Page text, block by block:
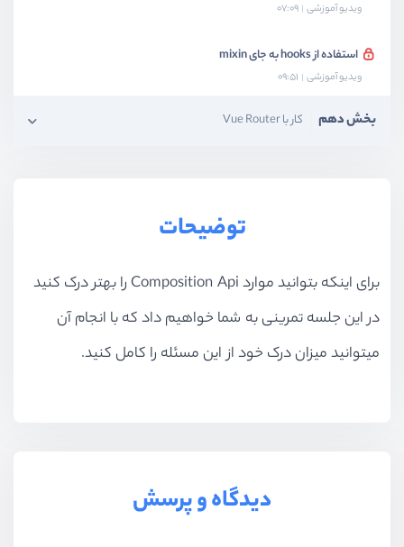
ویدیو آموزشی 07:09
استفاده از hooks به جای mixin
ویدیو آموزشی 09:51
بخش دهم کار با Vue Router
توضیحات
برای اینکه بتوانید موارد Composition Api را بهتر درک کنید
در این جلسه تمرینی به شما خواهیم داد که با انجام آن
میتوانید میزان درک خود از این مسئله را کامل کنید.
دیدگاه و پرسش